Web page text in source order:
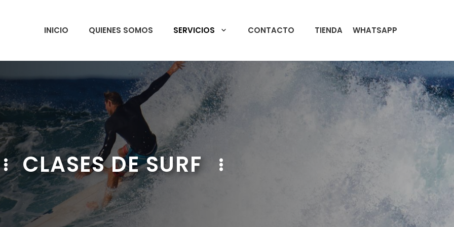
INICIO QUIENES SOMOS SERVICIOS CONTACTO TIENDA WHATSAPP
CLASES DE SURF